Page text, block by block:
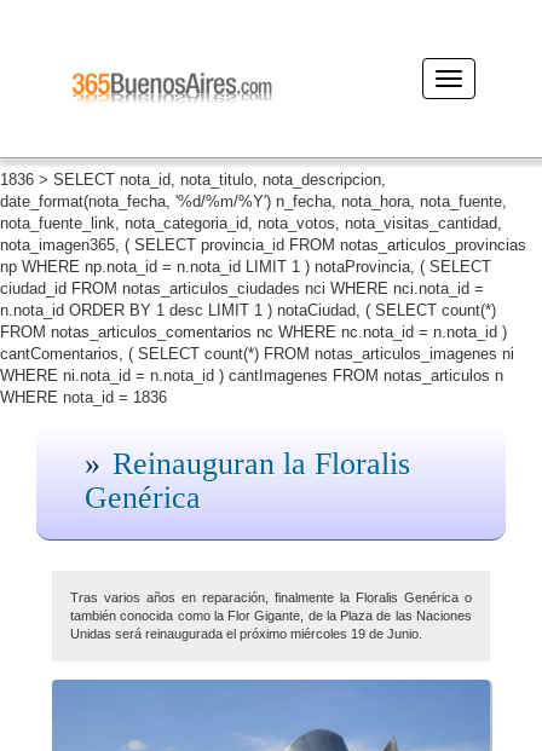
1836 > SELECT nota_id, nota_titulo, nota_descripcion,
date_format(nota_fecha, '%d/%m/%Y') n_fecha, nota_hora, nota_fuente,
nota_fuente_link, nota_categoria_id, nota_votos, nota_visitas_cantidad,
nota_imagen365, ( SELECT provincia_id FROM notas_articulos_provincias
np WHERE np.nota_id = n.nota_id LIMIT 1 ) notaProvincia, ( SELECT
ciudad_id FROM notas_articulos_ciudades nci WHERE nci.nota_id =
n.nota_id ORDER BY 1 desc LIMIT 1 ) notaCiudad, ( SELECT count(*)
FROM notas_articulos_comentarios nc WHERE nc.nota_id = n.nota_id )
cantComentarios, ( SELECT count(*) FROM notas_articulos_imagenes ni
WHERE ni.nota_id = n.nota_id ) cantImagenes FROM notas_articulos n
WHERE nota_id = 1836
Desplegar
navegación
Reinauguran la Floralis
Genérica
Tras varios años en reparación, finalmente la Floralis Genérica o
también conocida como la Flor Gigante, de la Plaza de las Naciones
Unidas será reinaugurada el próximo miércoles 19 de Junio.